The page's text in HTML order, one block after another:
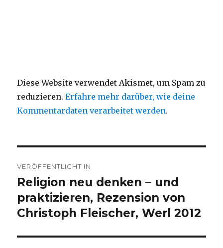
Diese Website verwendet Akismet, um Spam zu
reduzieren.Erfahre mehr darüber, wie deine
Kommentardaten verarbeitet werden.
VERÖFFENTLICHT IN
Religion neu denken – und
praktizieren, Rezension von
Christoph Fleischer, Werl 2012